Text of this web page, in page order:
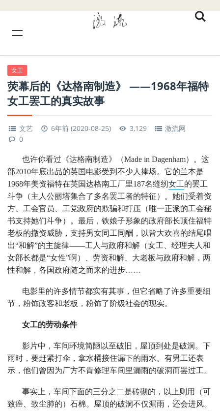
女工
荧幕后的《达格南制造》 ——1968年福特
女工罢工的真实故事
文艺 6年前 (2020-08-25) 3,129
激流网
0
也许你看过《达格南制造》（Made in Dagenham）。这
部2010年底出品的英国电影受到不少人捧场。它的兰本是
1968年美资福特在英国达格南工厂里187名缝纫女工的罢工
斗争（主人公丽塔集合了多名罢工者的特征）。她们受着资
方、工会官员、工党政府的欺骗和打压（唯一正派的工会秘
书支持她们斗争）。最后，铁娘子形象的政府部长顶住福特
老板的撤资威胁，支持男女同工同酬，以皆大欢喜的结尾唱
出“和解”的主旋律——工人与政府和解（女工、经理夫人和
女部长都是“女性”啊）、劳资和解、大老板与政府和解，两
性和解，各国政府随之而来的进步……
电影里的许多情节都实有其事，但它省略了许多重要细
节，粉饰政客和老板，粉饰了阶级社会的现实。
女工的劳动条件
影片中，车间环境简陋以至破旧，屋顶到处是破洞。下
雨时，要赶紧打伞，拿水桶接住漏下的雨水。有男工还表
示，他们曾因为厂方不肯修理车间里漏雨的破洞而罢过工。
事实上，车间下面的三分之二是砖砌的，以上则用（可
致癌、致尘肺的）石棉。屋顶的破洞不仅漏雨，还会进风。